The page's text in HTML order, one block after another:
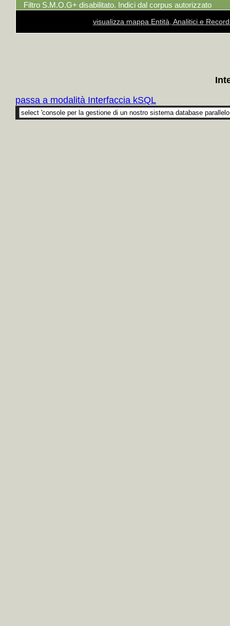
Filtro S.M.O.G+ disabilitato. Indici dal corpus autorizzato
visualizza mappa Entità, Analitici e
passa a modalità Interfaccia kSQL